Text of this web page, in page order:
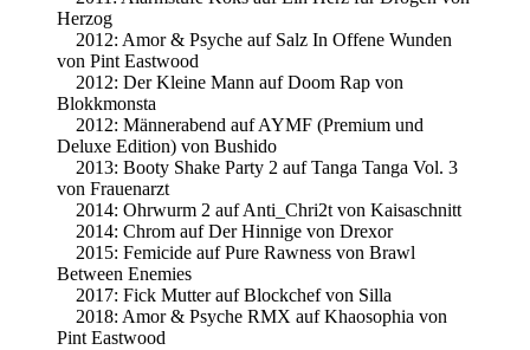
Herzog
2012: Amor & Psyche auf Salz In Offene Wunden
von Pint Eastwood
2012: Der Kleine Mann auf Doom Rap von
Blokkmonsta
2012: Männerabend auf AYMF (Premium und
Deluxe Edition) von Bushido
2013: Booty Shake Party 2 auf Tanga Tanga Vol. 3
von Frauenarzt
2014: Ohrwurm 2 auf Anti_Chri2t von Kaisaschnitt
2014: Chrom auf Der Hinnige von Drexor
2015: Femicide auf Pure Rawness von Brawl
Between Enemies
2017: Fick Mutter auf Blockchef von Silla
2018: Amor & Psyche RMX auf Khaosophia von
Pint Eastwood